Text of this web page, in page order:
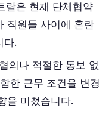
랄은 현재 단체협약
직원들 사이에 혼란
다.
의나 적절한 통보 없
한 근무 조건을 변경
을 미쳤습니다.